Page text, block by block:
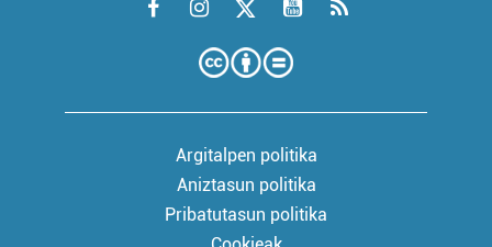
Argitalpen politika
Aniztasun politika
Pribatutasun politika